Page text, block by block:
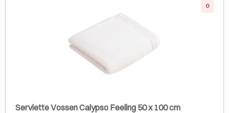
0
Serviette Vossen Calypso Feeling 50 x 100 cm